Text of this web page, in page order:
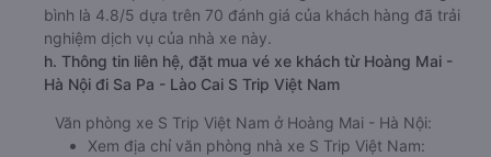
bình là 4.8/5 dựa trên 70 đánh giá của khách hàng đã trải
nghiệm dịch vụ của nhà xe này.
h. Thông tin liên hệ, đặt mua vé xe khách từ Hoàng Mai -
Hà Nội đi Sa Pa - Lào Cai S Trip Việt Nam
Văn phòng xe S Trip Việt Nam ở Hoàng Mai - Hà Nội:
Xem địa chỉ văn phòng nhà xe S Trip Việt Nam: